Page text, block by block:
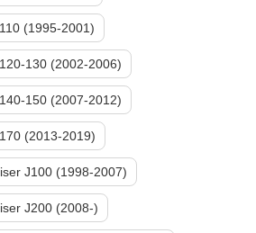
(1995-2001)
130 (2002-2006)
150 (2007-2012)
(2013-2019)
J100 (1998-2007)
J200 (2008-)